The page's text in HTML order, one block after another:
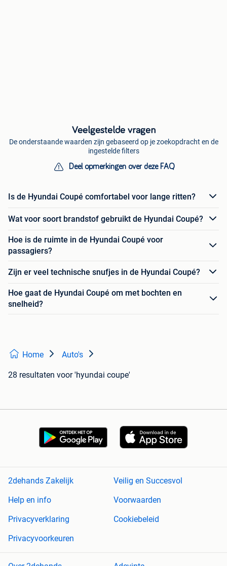
Veelgestelde vragen
De onderstaande waarden zijn gebaseerd op je zoekopdracht en de
ingestelde filters
Deel opmerkingen over deze FAQ
Is de Hyundai Coupé comfortabel voor lange ritten?
Wat voor soort brandstof gebruikt de Hyundai Coupé?
Hoe is de ruimte in de Hyundai Coupé voor
passagiers?
Zijn er veel technische snufjes in de Hyundai Coupé?
Hoe gaat de Hyundai Coupé om met bochten en
snelheid?
Home Auto's
28 resultaten voor 'hyundai coupe'
2dehands Zakelijk
Veilig en Succesvol
Help en info
Voorwaarden
Privacyverklaring
Cookiebeleid
Privacyvoorkeuren